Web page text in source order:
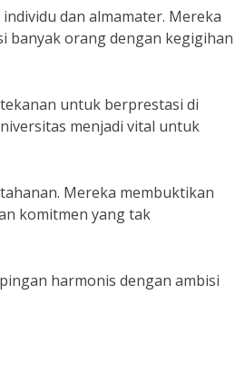
dan almamater. Mereka
banyak orang dengan kegigihan
untuk berprestasi di
menjadi vital untuk
Mereka membuktikan
komitmen yang tak
harmonis dengan ambisi